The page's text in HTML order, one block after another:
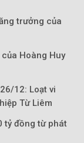
trưởng của
Hoàng Huy
12: Loạt vi
Từ Liêm
tỷ đồng từ phát